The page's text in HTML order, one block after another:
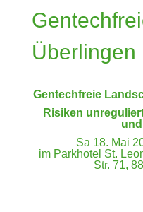
Überlingen
Gentechfreie
Risiken
Sa 18. Mai
im Parkhotel St.
Str. 71,